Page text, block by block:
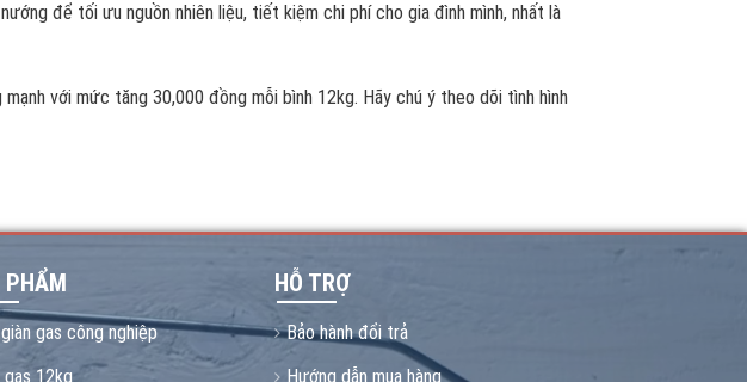
để tối ưu nguồn nhiên liệu, tiết kiệm chi phí cho gia đình mình, nhất là
với mức tăng 30,000 đồng mỗi bình 12kg. Hãy chú ý theo dõi tình hình
PHẨM
gas công nghiệp
gas 12kg
HỖ TRỢ
Bảo hành đổi trả
Hướng dẫn mua hàng